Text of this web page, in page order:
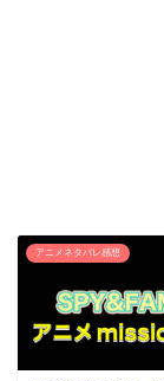
アニメネタバレ感想